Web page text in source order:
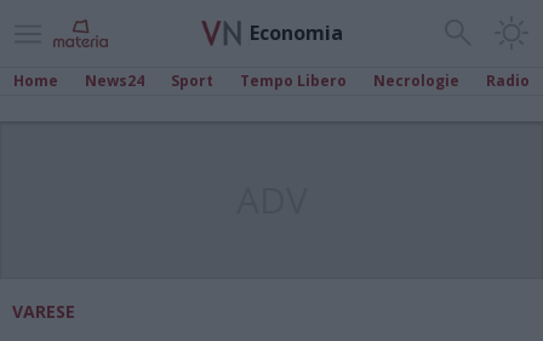
Economia
Home News24 Sport Tempo Libero Necrologie Radio
VARESE